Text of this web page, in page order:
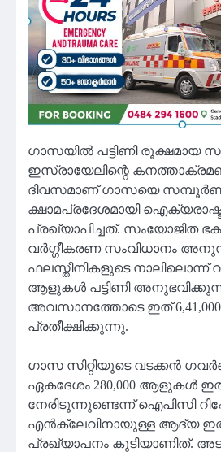
ഗാസയിൽ പട്ടിണി രൂക്ഷമായ
ഇസ്രായേലിന്റെ
ദിവസമാണ് ഗാസയെ
ക്ഷാമപ്രദേശമായി
പ്രഖ്യാപിച്ചത്. സംയോജിത
വർഗ്ഗീകരണ സംവിധാനം
ഫലസ്തീനികളുടെ നാലിലൊന്ന്
ആളുകൾ പട്ടിണി
അവസാനത്തോടെ ഇത്
പ്രതീക്ഷിക്കുന്നു.
ഗാസ സിറ്റിയുടെ വടക്കൻ
ഏകദേശം 280,000 ആളുകൾ
നേരിടുന്നുണ്ടെന്ന് ഐപിസി
എൻക്ലേവിനായുള്ള ആദ്യ
പ്രഖ്യാപനം കൂടിയാണിത്.